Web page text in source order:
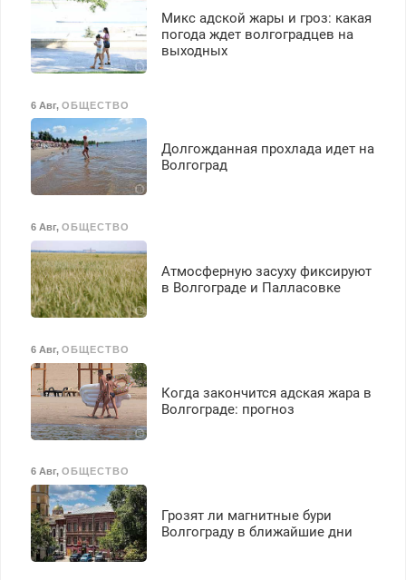
Микс адской жары и гроз: какая
погода ждет волгоградцев на
выходных
6 Авг, ОБЩЕСТВО
Долгожданная прохлада идет на
Волгоград
6 Авг, ОБЩЕСТВО
Атмосферную засуху фиксируют
в Волгограде и Палласовке
6 Авг, ОБЩЕСТВО
Когда закончится адская жара в
Волгограде: прогноз
6 Авг, ОБЩЕСТВО
Грозят ли магнитные бури
Волгограду в ближайшие дни